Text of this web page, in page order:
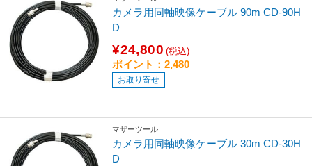
カメラ用同軸映像ケーブル 90m CD-90H
D
¥24,800 (税込)
ポイント：2,480
お取り寄せ
マザーツール
カメラ用同軸映像ケーブル 30m CD-30H
D